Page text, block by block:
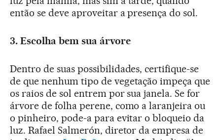
então se deve aproveitar a presença do sol.
3. Escolha bem sua árvore
Dentro de suas possibilidades, certifique-se
de que nenhum tipo de vegetação impeça que
os raios de sol entrem por sua janela. Se for
árvore de folha perene, como a laranjeira ou
o pinheiro, pode-a para evitar o bloqueio da
luz. Rafael Salmerón, diretor da empresa de